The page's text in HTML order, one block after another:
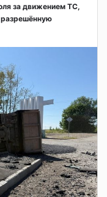
за движением ТС,